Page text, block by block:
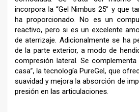
incorpora la “Gel Nimbus 25” y que
ha proporcionado. No es un
reactivo, pero si es un excelente
de aterrizaje. Adicionalmente se ha
de la parte exterior, a modo de
compresión lateral. Se
casa”, la tecnología PureGel, que
suavidad y mejora la absorción de
presión en las articulaciones.